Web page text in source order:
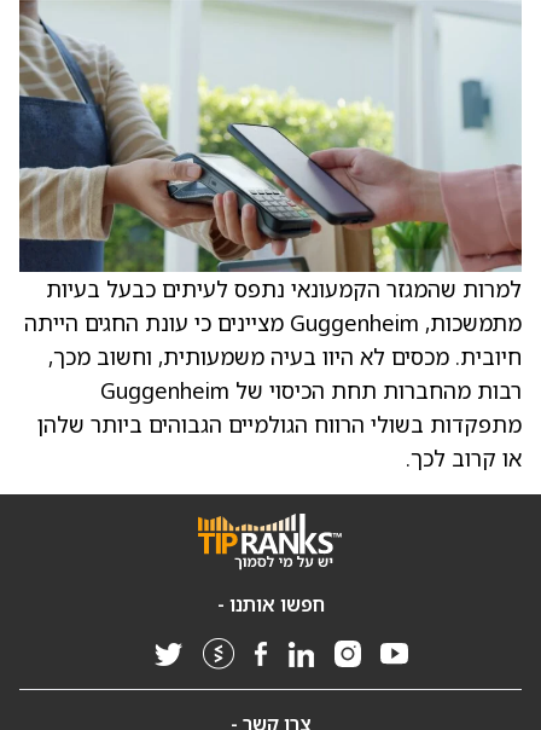
למרות שהמגזר הקמעונאי נתפס לעיתים כבעל בעיות
מתמשכות, Guggenheim מציינים כי עונת החגים הייתה
חיובית. מכסים לא היוו בעיה משמעותית, וחשוב מכך,
רבות מהחברות תחת הכיסוי של Guggenheim
מתפקדות בשולי הרווח הגולמיים הגבוהים ביותר שלהן
או קרוב לכך.
חפשו אותנו -
צרו קשר -